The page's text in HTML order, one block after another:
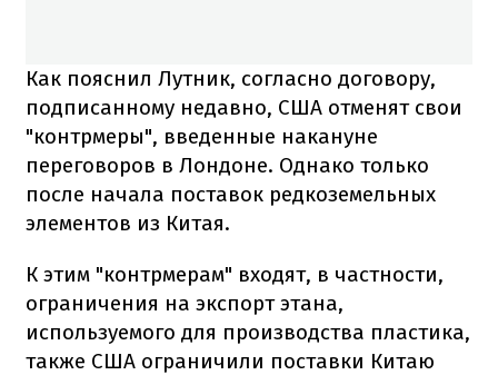
Как пояснил Лутник, согласно договору,
подписанному недавно, США отменят свои
"контрмеры", введенные накануне
переговоров в Лондоне. Однако только
после начала поставок редкоземельных
элементов из Китая.
К этим "контрмерам" входят, в частности,
ограничения на экспорт этана,
используемого для производства пластика,
также США ограничили поставки Китаю